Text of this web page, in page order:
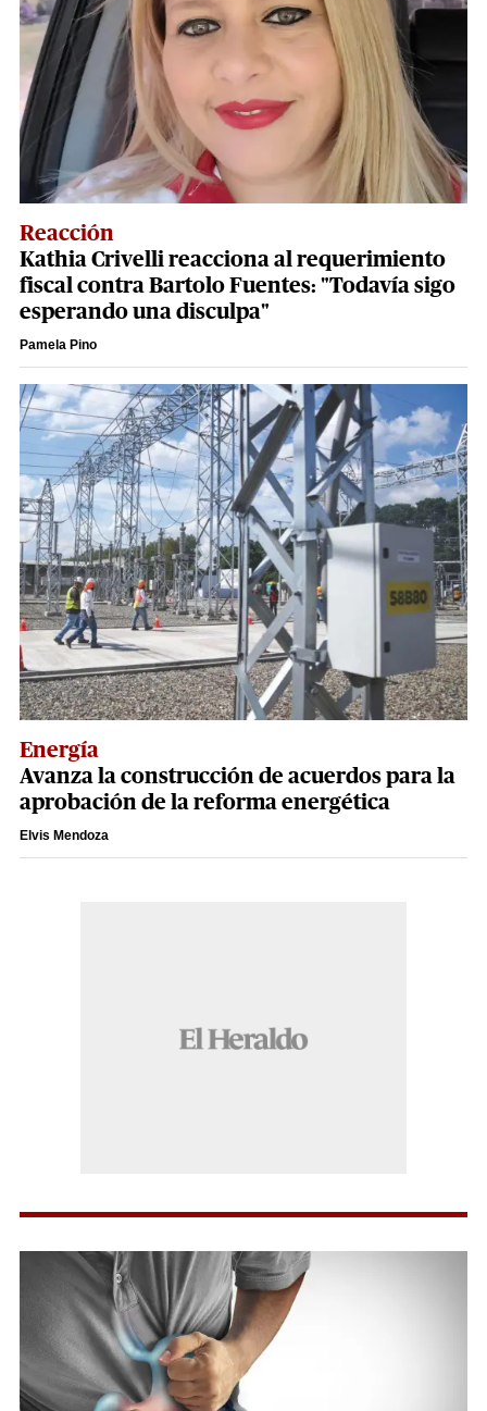
Reacción
Kathia Crivelli reacciona al requerimiento
fiscal contra Bartolo Fuentes: "Todavía sigo
esperando una disculpa"
Pamela Pino
Energía
Avanza la construcción de acuerdos para la
aprobación de la reforma energética
Elvis Mendoza